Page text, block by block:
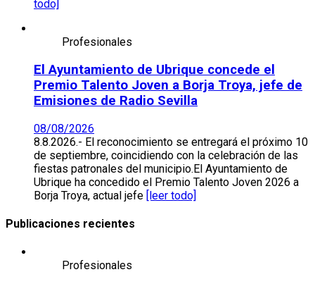
todo]
Profesionales
El Ayuntamiento de Ubrique concede el
Premio Talento Joven a Borja Troya, jefe de
Emisiones de Radio Sevilla
08/08/2026
8.8.2026.- El reconocimiento se entregará el próximo 10
de septiembre, coincidiendo con la celebración de las
fiestas patronales del municipio.El Ayuntamiento de
Ubrique ha concedido el Premio Talento Joven 2026 a
Borja Troya, actual jefe [leer todo]
Publicaciones recientes
Profesionales